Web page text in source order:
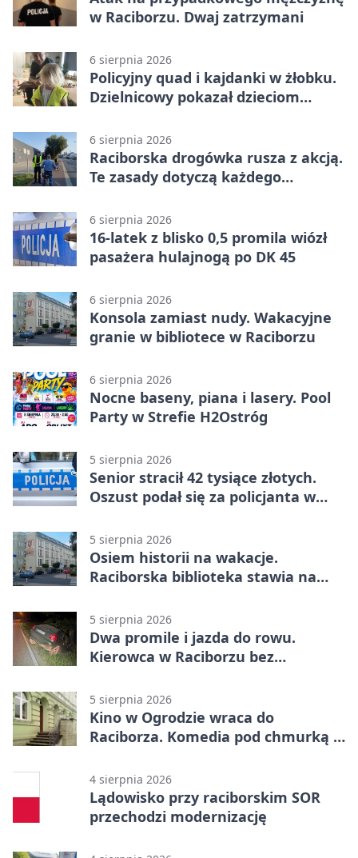
w Raciborzu. Dwaj zatrzymani
6 sierpnia 2026
Policyjny quad i kajdanki w żłobku.
Dzielnicowy pokazał dzieciom
6 sierpnia 2026
Raciborska drogówka rusza z akcją.
Te zasady dotyczą każdego
6 sierpnia 2026
16-latek z blisko 0,5 promila wiózł
pasażera hulajnogą po DK 45
6 sierpnia 2026
Konsola zamiast nudy. Wakacyjne
granie w bibliotece w Raciborzu
6 sierpnia 2026
Nocne baseny, piana i lasery. Pool
Party w Strefie H2Ostróg
5 sierpnia 2026
Senior stracił 42 tysiące złotych.
Oszust podał się za policjanta w
5 sierpnia 2026
Osiem historii na wakacje.
Raciborska biblioteka stawia na
5 sierpnia 2026
Dwa promile i jazda do rowu.
Kierowca w Raciborzu bez
5 sierpnia 2026
Kino w Ogrodzie wraca do
Raciborza. Komedia pod chmurką w
4 sierpnia 2026
Lądowisko przy raciborskim SOR
przechodzi modernizację